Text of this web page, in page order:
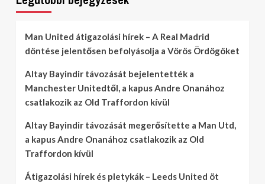
Man United átigazolási hírek – A Real Madrid
döntése jelentősen befolyásolja a Vörös Ördögöket
Altay Bayindir távozását bejelentették a
Manchester Unitedtől, a kapus Andre Onanához
csatlakozik az Old Traffordon kívül
Altay Bayindir távozását megerősítette a Man Utd,
a kapus Andre Onanához csatlakozik az Old
Traffordon kívül
Átigazolási hírek és pletykák – Leeds United öt